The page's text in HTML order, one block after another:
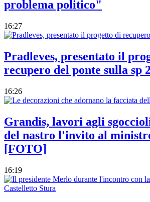
problema politico"
16:27
Pradleves, presentato il
recupero del ponte sulla sp
16:26
Grandis, lavori agli
del nastro l'invito al
[FOTO]
16:19